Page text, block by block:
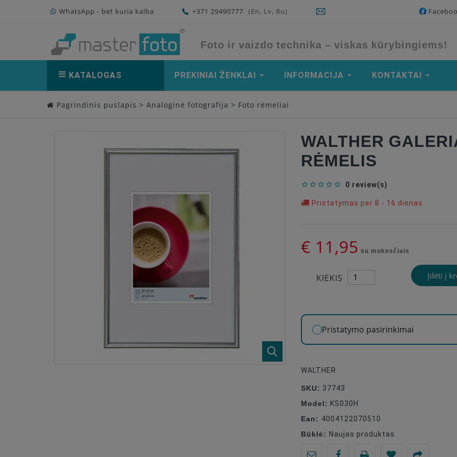
WhatsApp - bet kuria kalba +371 29490777 (En, Lv, Ru)
Foto ir vaizdo technika – viskas kūrybingiems!
KATALOGAS PREKINIAI ŽENKLAI INFORMACIJA KONTAKTAI
Pagrindinis puslapis > Analoginė fotografija > Foto rėmeliai
WALTHER
RĖMELIS
0 review(s)
Pristatymas per 8 - 16 dienas
€ 11,95 su mokesčiais
KIEKIS Įdėti į
Pristatymo pasirinkimai
WALTHER
SKU: 37743
Model: KS030H
Ean: 4004122070510
Būklė: Naujas produktas